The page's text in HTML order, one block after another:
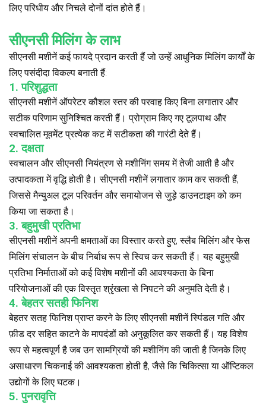
लिए परिधीय और निचले दोनों दांत होते हैं।
सीएनसी मिलिंग के लाभ
सीएनसी मशीनें कई फायदे प्रदान करती हैं जो उन्हें आधुनिक मिलिंग कार्यों के
लिए पसंदीदा विकल्प बनाती हैं:
1. परिशुद्धता
सीएनसी मशीनें ऑपरेटर कौशल स्तर की परवाह किए बिना लगातार और
सटीक परिणाम सुनिश्चित करती हैं। प्रोग्राम किए गए टूलपाथ और
स्वचालित मूवमेंट प्रत्येक कट में सटीकता की गारंटी देते हैं।
2. दक्षता
स्वचालन और सीएनसी नियंत्रण से मशीनिंग समय में तेजी आती है और
उत्पादकता में वृद्धि होती है। सीएनसी मशीनें लगातार काम कर सकती हैं,
जिससे मैन्युअल टूल परिवर्तन और समायोजन से जुड़े डाउनटाइम को कम
किया जा सकता है।
3. बहुमुखी प्रतिभा
सीएनसी मशीनें अपनी क्षमताओं का विस्तार करते हुए, स्लैब मिलिंग और फेस
मिलिंग संचालन के बीच निर्बाध रूप से स्विच कर सकती हैं। यह बहुमुखी
प्रतिभा निर्माताओं को कई विशेष मशीनों की आवश्यकता के बिना
परियोजनाओं की एक विस्तृत श्रृंखला से निपटने की अनुमति देती है।
4. बेहतर सतही फिनिश
बेहतर सतह फिनिश प्राप्त करने के लिए सीएनसी मशीनें स्पिंडल गति और
फ़ीड दर सहित काटने के मापदंडों को अनुकूलित कर सकती हैं। यह विशेष
रूप से महत्वपूर्ण है जब उन सामग्रियों की मशीनिंग की जाती है जिनके लिए
असाधारण चिकनाई की आवश्यकता होती है, जैसे कि चिकित्सा या ऑप्टिकल
उद्योगों के लिए घटक।
5. पुनरावृत्ति